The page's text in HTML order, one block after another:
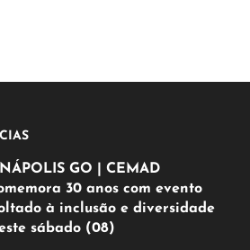
GO | CEMAD
30 anos com evento
à inclusão e diversidade
sábado (08)